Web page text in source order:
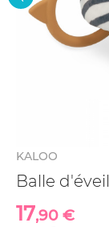
KALOO
Balle
17,90 €